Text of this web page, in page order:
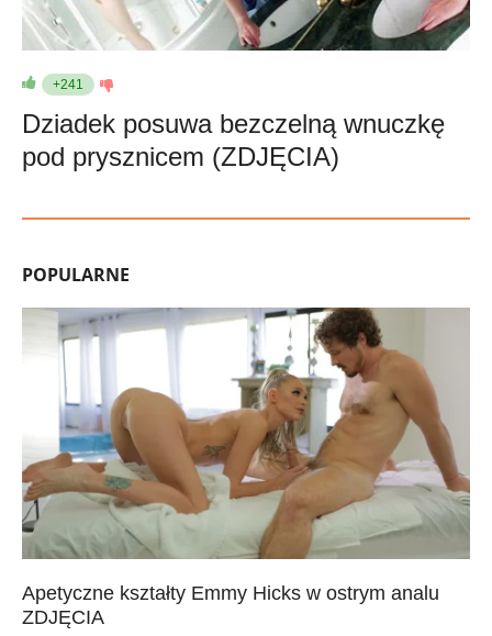
+241
Dziadek posuwa bezczelną wnuczkę
pod prysznicem (ZDJĘCIA)
POPULARNE
Apetyczne kształty Emmy Hicks w ostrym analu
ZDJĘCIA